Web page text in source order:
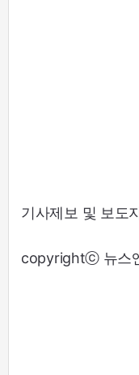
기사제보 및 보도
copyrightⓒ 뉴스